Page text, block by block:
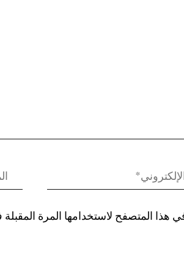
هذا المتصفح لاستخدامها المرة